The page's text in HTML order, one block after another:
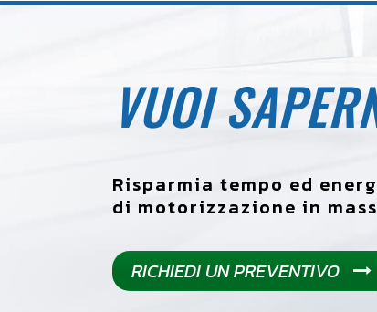
VUOI
Risparmia tempo ed
di motorizzazione in
RICHIEDI UN PREVENTIVO